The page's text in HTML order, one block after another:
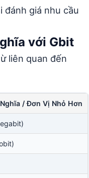
giá nhu cầu
với Gbit
liên quan đến
/ Đơn Vị Nhỏ Hơn